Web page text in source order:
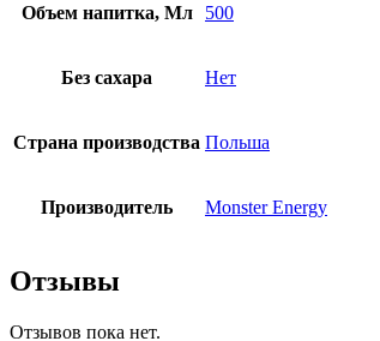
Объем напитка, Мл 500
Без сахара Нет
Страна производства Польша
Производитель Monster Energy
Отзывы
Отзывов пока нет.